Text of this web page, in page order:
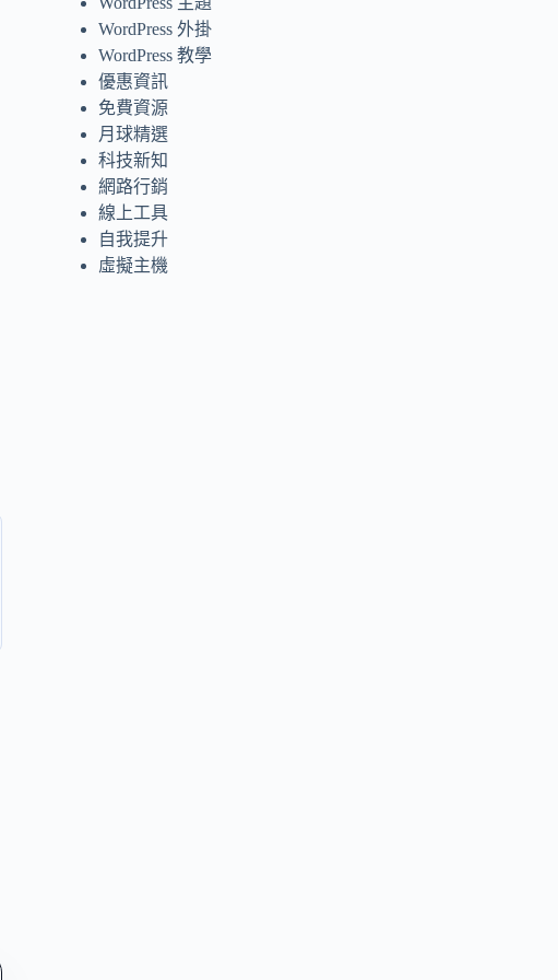
WordPress 外掛
WordPress 教學
優惠資訊
免費資源
月球精選
科技新知
網路行銷
線上工具
自我提升
虛擬主機